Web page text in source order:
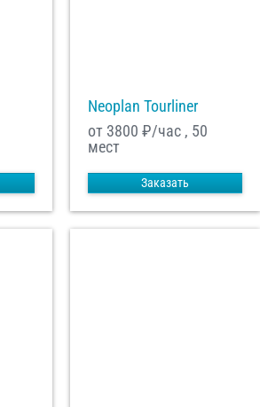
Neoplan Tourliner
от 3800 ₽/час , 50
мест
Заказать